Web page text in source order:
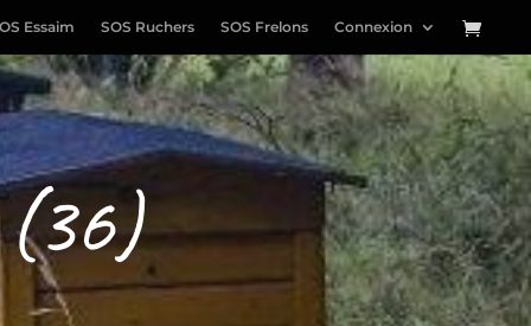
Essaim SOS Ruchers SOS Frelons Connexion